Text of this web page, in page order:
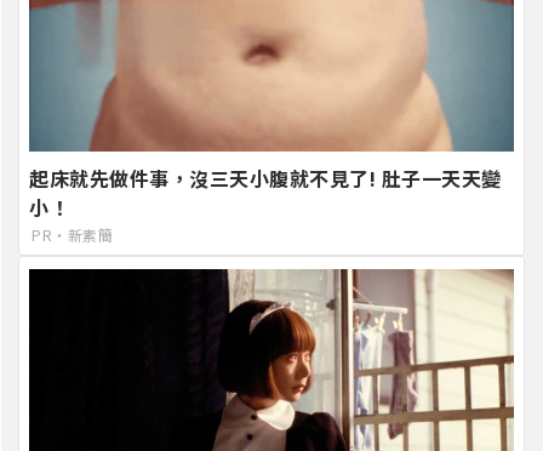
起床就先做件事，沒三天小腹就不見了! 肚子一天天變
小！
PR・新素簡